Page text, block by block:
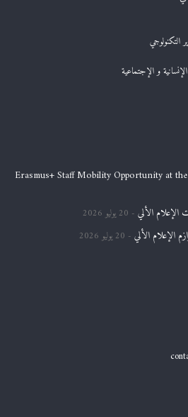
التكنولوجي
و الإجتماعية
Erasmus+ Staff Mobility Opportunity at
الإعلام الألي 20 يوليو 2026
الإعلام الألي 20 يوليو 2026